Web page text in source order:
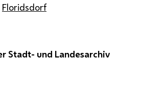
Floridsdorf
Stadt- und Landesarchiv